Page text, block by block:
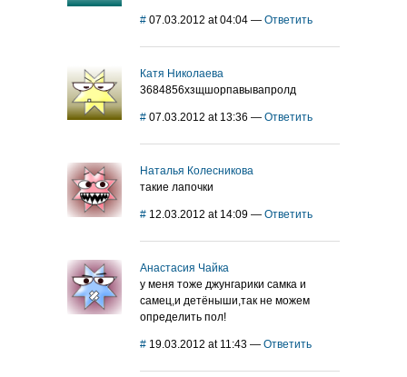
# 07.03.2012 at 04:04 — Ответить
Катя Николаева
3684856хзщшорпавывапролд
# 07.03.2012 at 13:36 — Ответить
Наталья Колесникова
такие лапочки
# 12.03.2012 at 14:09 — Ответить
Анастасия Чайка
у меня тоже джунгарики самка и
самец,и детёныши,так не можем
определить пол!
# 19.03.2012 at 11:43 — Ответить